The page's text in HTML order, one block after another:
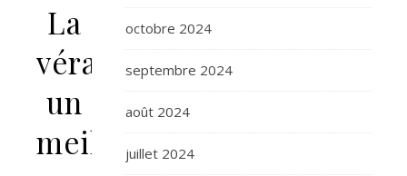
La
véranda,
un
meilleur
octobre 2024
septembre 2024
août 2024
juillet 2024